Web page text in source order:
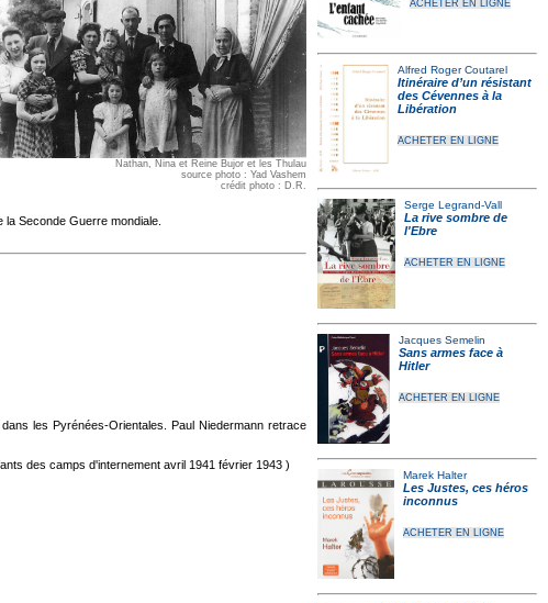
ACHETER EN LIGNE
Alfred Roger Coutarel
Itinéraire d’un résistant
des Cévennes à la
Libération
ACHETER EN LIGNE
Serge Legrand-Vall
La rive sombre de
l'Ebre
ACHETER EN LIGNE
Jacques Semelin
Sans armes face à
Hitler
ACHETER EN LIGNE
Marek Halter
Les Justes, ces héros
inconnus
ACHETER EN LIGNE
Nathan, Nina et Reine Bujor et les Thulau
source photo : Yad Vashem
crédit photo : D.R.
Seconde Guerre mondiale.
les Pyrénées-Orientales. Paul Niedermann retrace
des camps d'internement avril 1941 février 1943 )